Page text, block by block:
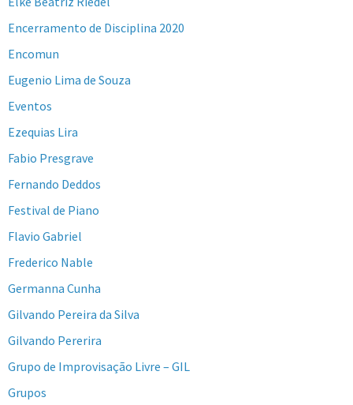
Encerramento de Disciplina 2020
Encomun
Eugenio Lima de Souza
Eventos
Ezequias Lira
Fabio Presgrave
Fernando Deddos
Festival de Piano
Flavio Gabriel
Frederico Nable
Germanna Cunha
Gilvando Pereira da Silva
Gilvando Pererira
Grupo de Improvisação Livre – GIL
Grupos